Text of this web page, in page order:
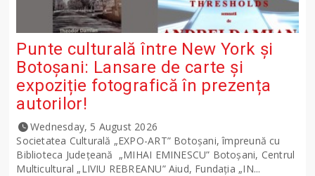
Punte culturală între New York și
Botoșani: Lansare de carte și
expoziție fotografică în prezența
autorilor!
Wednesday, 5 August 2026
Societatea Culturală „EXPO-ART” Botoșani, împreună cu
Biblioteca Județeană „MIHAI EMINESCU” Botoșani, Centrul
Multicultural „LIVIU REBREANU” Aiud, Fundația „IN...